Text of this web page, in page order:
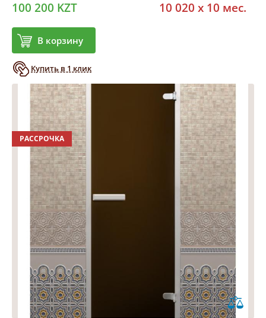
100 200 KZT
В корзину
Купить в 1 клик
10 020 x 10 мес.
РАССРОЧКА